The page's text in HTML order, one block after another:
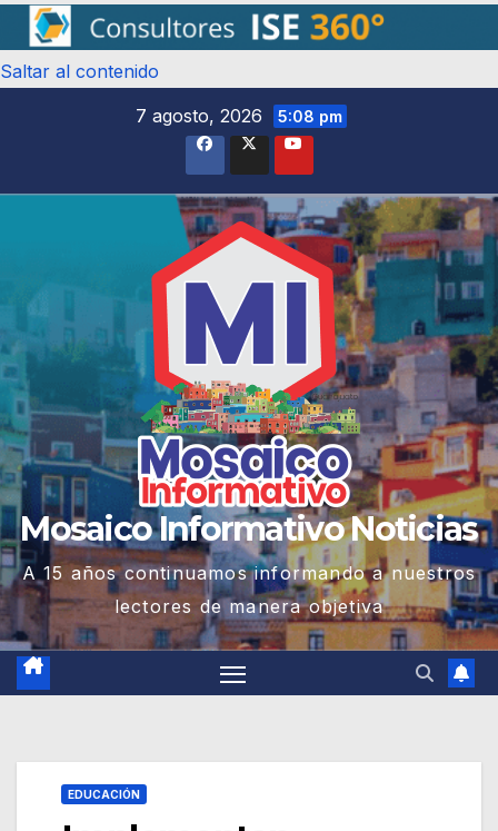
Saltar al contenido
7 agosto, 2026
5:08 pm
Mosaico Informativo Noticias
A 15 años continuamos informando a nuestros
lectores de manera objetiva
EDUCACIÓN